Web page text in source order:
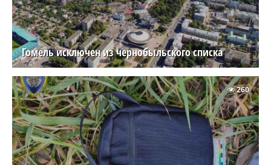
Гомель исключен из чернобыльского списка
260